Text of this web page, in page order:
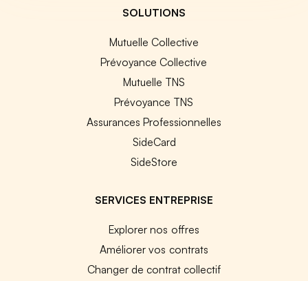
SOLUTIONS
Mutuelle Collective
Prévoyance Collective
Mutuelle TNS
Prévoyance TNS
Assurances Professionnelles
SideCard
SideStore
SERVICES ENTREPRISE
Explorer nos offres
Améliorer vos contrats
Changer de contrat collectif